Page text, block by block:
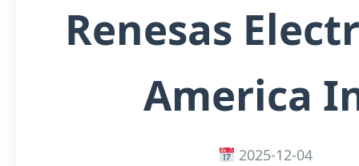
Renesas
America
2025-12-04